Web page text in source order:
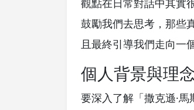
觀點在日常對話中其實
鼓勵我們去思考，那些
且最終引導我們走向一
個人背景與理
要深入了解「撒克遜·